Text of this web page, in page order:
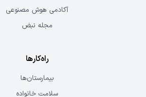
آکادمی هوش مصنوعی
مجله نبض
راه‌کارها
بیمارستان‌ها
سلامت خانواده